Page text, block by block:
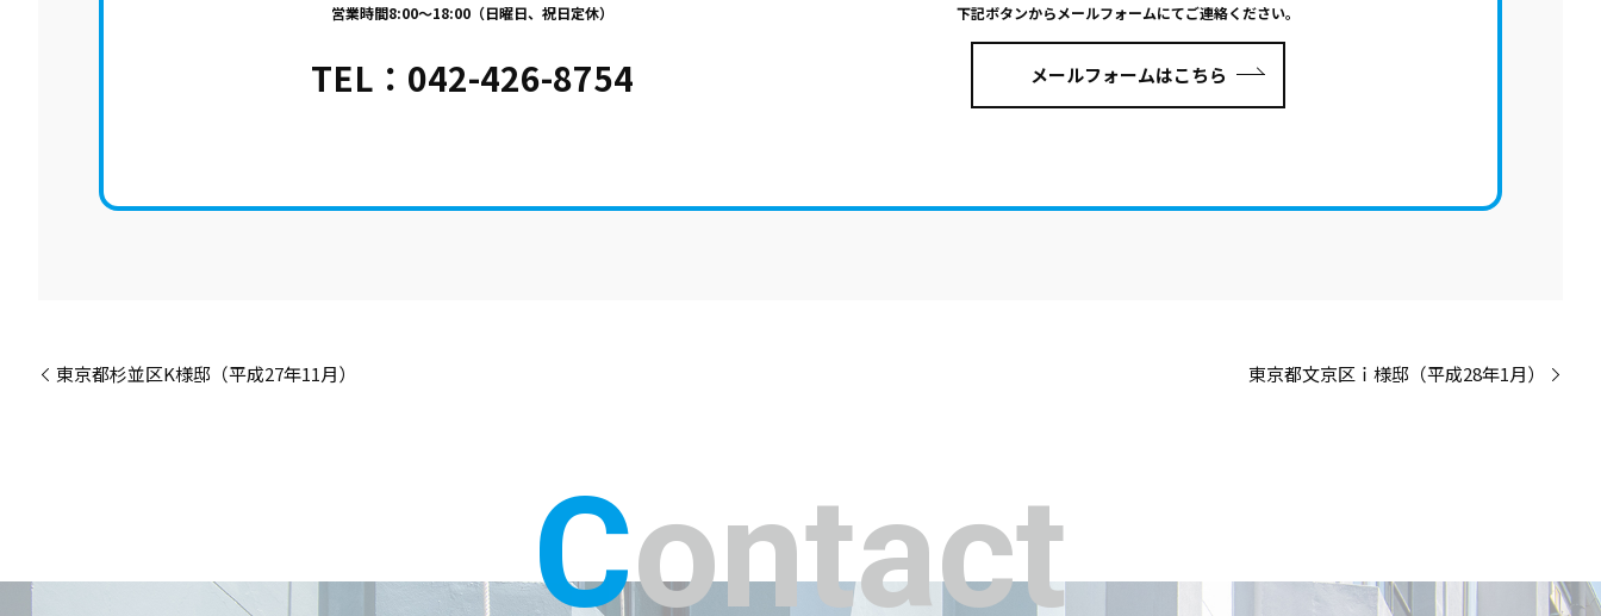
営業時間8:00～18:00（日曜日、祝日定休）
TEL： 042-426-8754
下記ボタンからメールフォームにてご連絡ください。
メールフォームはこちら
東京都杉並区K様邸（平成27年11月） 東京都文京区ｉ様邸（平成28年1月）
Contact